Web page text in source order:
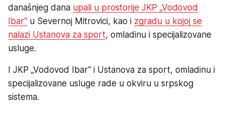
današnjeg dana upali u prostorije JKP „Vodovod
Ibar“ u Severnoj Mitrovici, kao i zgradu u kojoj se
nalazi Ustanova za sport, omladinu i specijalizovane
usluge.
I JKP „Vodovod Ibar“ i Ustanova za sport, omladinu i
specijalizovane usluge rade u okviru u srpskog
sistema.